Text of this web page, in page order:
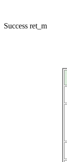
Success ret_m